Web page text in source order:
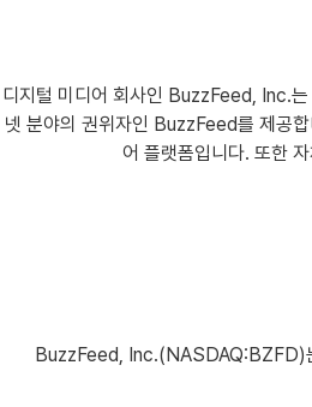
디지털 미디어 회사인 BuzzFeed, Inc.는
넷 분야의 권위자인 BuzzFeed를 제공
어 플랫폼입니다. 또한
BuzzFeed, Inc.(NASDAQ:BZFD)